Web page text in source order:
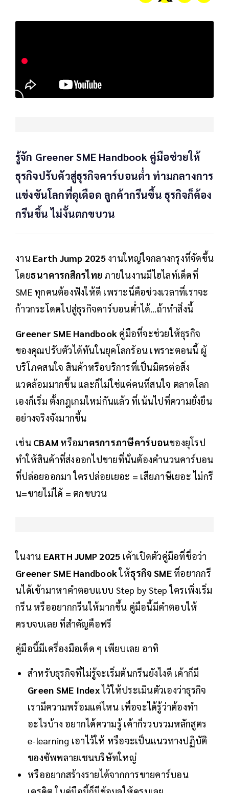
รู้จัก Greener SME Handbook คู่มือช่วยให้
ธุรกิจปรับตัวสู่ธุรกิจคาร์บอนต่ำ ท่ามกลางการ
แข่งขันโลกที่ดุเดือด ลูกค้ากรีนขึ้น ธุรกิจก็ต้อง
กรีนขึ้น ไม่งั้นตกขบวน
งาน Earth Jump 2025งานใหญ่ใจกลางกรุงที่จัดขึ้น
โดยธนาคารกสิกรไทย ภายในงานมีไฮไลท์เด็ดที่
SME ทุกคนต้องฟังให้ดี เพราะนี่คือช่วงเวลาที่เราจะ
ก้าวกระโดดไปสู่ธุรกิจคาร์บอนต่ำได้…ถ้าทำสิ่งนี้
Greener SME Handbook คู่มือที่จะช่วยให้ธุรกิจ
ของคุณปรับตัวได้ทันในยุคโลกร้อน เพราะตอนนี้ ผู้
บริโภคสนใจ สินค้าหรือบริการที่เป็นมิตรต่อสิ่ง
แวดล้อมมากขึ้น และก็ไม่ใช่แค่คนที่สนใจ ตลาดโลก
เองก็เริ่ม ตั้งกฎเกมใหม่กันแล้ว ที่เน้นไปที่ความยั่งยืน
อย่างจริงจังมากขึ้น
เช่น CBAM หรือมาตรการภาษีคาร์บอนของยุโรป
ทำให้สินค้าที่ส่งออกไปขายที่นั่นต้องคำนวนคาร์บอน
ที่ปล่อยออกมา ใครปล่อยเยอะ = เสียภาษีเยอะ ไม่กรี
น=ขายไม่ได้ = ตกขบวน
ในงาน EARTH JUMP 2025 เค้าเปิดตัวคู่มือที่ชื่อว่า
Greener SME Handbookให้ธุรกิจ SMEที่อยากกรี
นได้เข้ามาหาคำตอบแบบ Step by Step ใครเพิ่งเริ่ม
กรีน หรืออยากกรีนให้มากขึ้น คู่มือนี้มีคำตอบให้
ครบจบเลย ที่สำคัญคือฟรี
คู่มือนี้มีเครื่องมือเด็ด ๆ เพียบเลย อาทิ
สำหรับธุรกิจที่ไม่รู้จะเริ่มต้นกรีนยังไงดี เค้าก็มี
Green SME Indexไว้ให้ประเมินตัวเองว่าธุรกิจ
เรามีความพร้อมแค่ไหน เพื่อจะได้รู้ว่าต้องทำ
อะไรบ้าง อยากได้ความรู้ เค้าก็รวบรวมหลักสูตร
e-learning เอาไว้ให้ หรือจะเป็นแนวทางปฏิบัติ
ของซัพพลายเชนบริษัทใหญ่
หรืออยากสร้างรายได้จากการขายคาร์บอน